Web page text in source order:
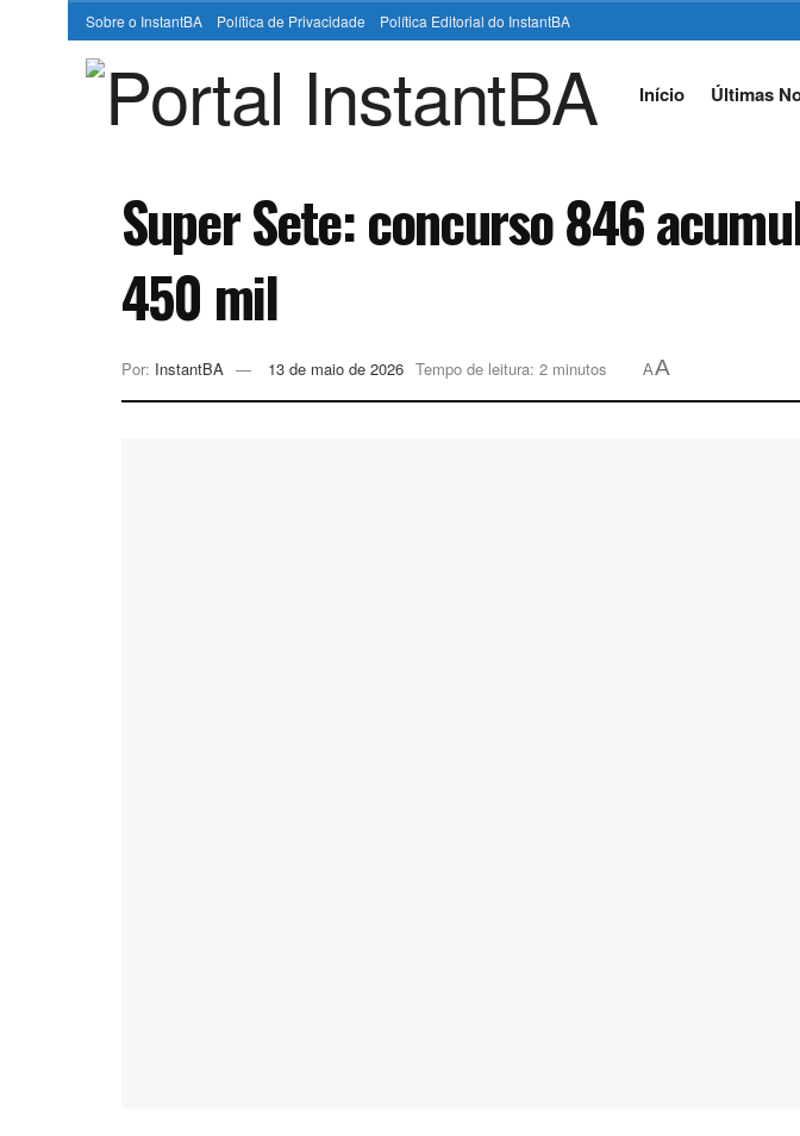
Sobre o InstantBA Política de Privacidade Política Editorial do InstantBA
Início Últimas
Super Sete: concurso 846
450 mil
Por: InstantBA 13 de maio de 2026 Tempo de leitura: 2 minutos AA